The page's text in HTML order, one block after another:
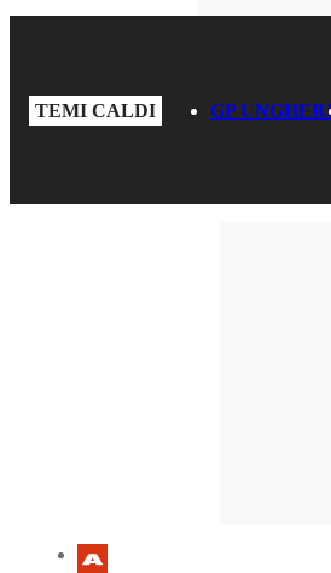
TEMI CALDI GP